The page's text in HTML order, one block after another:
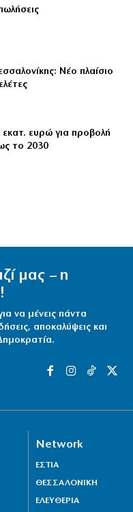
Νέο πλαίσιο
ευρώ για προβολή
το 2030
μας – η
να μένεις πάντα
αποκαλύψεις και
Network
ΕΣΤΙΑ
ΘΕΣΣΑΛΟΝΙΚΗ
ΕΛΕΥΘΕΡΙΑ